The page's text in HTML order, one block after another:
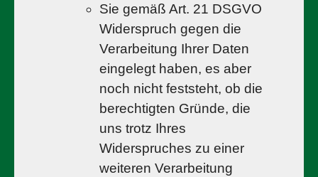
Sie gemäß Art. 21 DSGVO
Widerspruch gegen die
Verarbeitung Ihrer Daten
eingelegt haben, es aber
noch nicht feststeht, ob die
berechtigten Gründe, die
uns trotz Ihres
Widerspruches zu einer
weiteren Verarbeitung